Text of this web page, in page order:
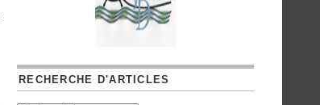
RECHERCHE D'ARTICLES